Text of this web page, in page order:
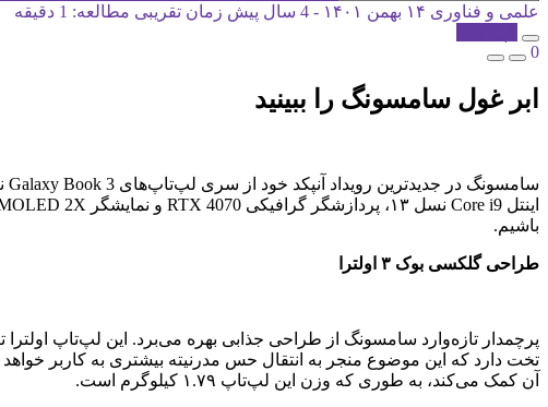
علمی و فناوری ۱۴ بهمن ۱۴۰۱ - 4 سال پیش
زمان تقریبی مطالعه: 1 دقیقه
0
ابر غول سامسونگ را ببینید
باشیم.
طراحی گلکسی بوک ۳ اولترا
پرچمدار تازه‌وارد سامسونگ از طراحی جذابی بهره می‌برد. این لپ‌تاپ
آن کمک می‌کند، به طوری که وزن این لپ‌تاپ ۱.۷۹ کیلوگرم است.